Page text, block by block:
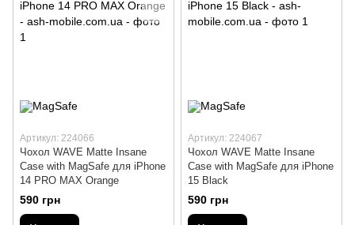
Артикул: 224066
Чохол WAVE Matte Insane
Case with MagSafe для iPhone
14 PRO MAX Orange
590 грн
Артикул: 224067
Чохол WAVE Matte Insane
Case with MagSafe для iPhone
15 Black
590 грн